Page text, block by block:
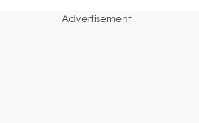
Advertisement